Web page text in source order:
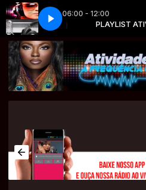
06:00 - 12:00
com AUTO-Dj PLAYLIST
ft. Mana (Official Audio)Santana -